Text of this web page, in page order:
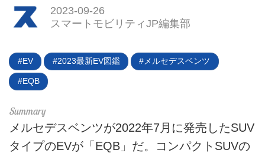
HOME
電動キックボード
2023-09-26
スマートモビリティJP編集部
EV 2023最新EV図鑑 メルセデスベンツ
EQB
メルセデスベンツが2022年7月に発売したSUV
タイプのEVが「EQB」だ。コンパクトSUVの